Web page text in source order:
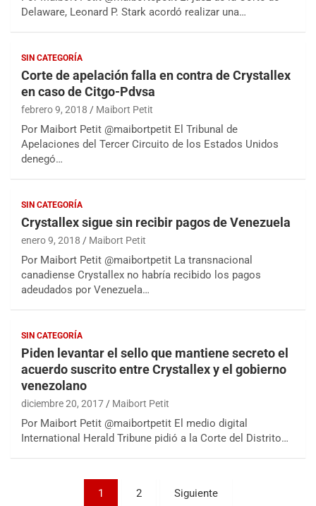
Delaware, Leonard P. Stark acordó realizar una…
SIN CATEGORÍA
Corte de apelación falla en contra de Crystallex
en caso de Citgo-Pdvsa
febrero 9, 2018 Maibort Petit
Por Maibort Petit @maibortpetit El Tribunal de
Apelaciones del Tercer Circuito de los Estados Unidos
denegó…
SIN CATEGORÍA
Crystallex sigue sin recibir pagos de Venezuela
enero 9, 2018 Maibort Petit
Por Maibort Petit @maibortpetit La transnacional
canadiense Crystallex no habría recibido los pagos
adeudados por Venezuela…
SIN CATEGORÍA
Piden levantar el sello que mantiene secreto el
acuerdo suscrito entre Crystallex y el gobierno
venezolano
diciembre 20, 2017 Maibort Petit
Por Maibort Petit @maibortpetit El medio digital
International Herald Tribune pidió a la Corte del Distrito…
1 2 Siguiente